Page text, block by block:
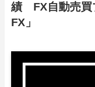
績 FX自動売買
FX」